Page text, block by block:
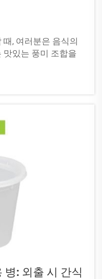
, 여러분은 음식의
맛있는 풍미 조합을
소스를 흘리지 않
로 소스 컵의 등장입
용기입니다...
병: 외출 시 간식